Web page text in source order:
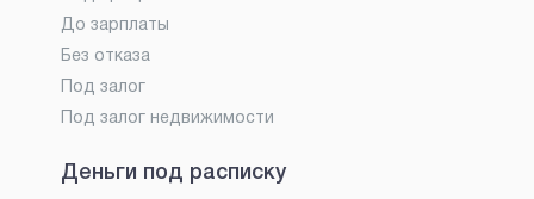
До зарплаты
Без отказа
Под залог
Под залог недвижимости
Деньги под расписку